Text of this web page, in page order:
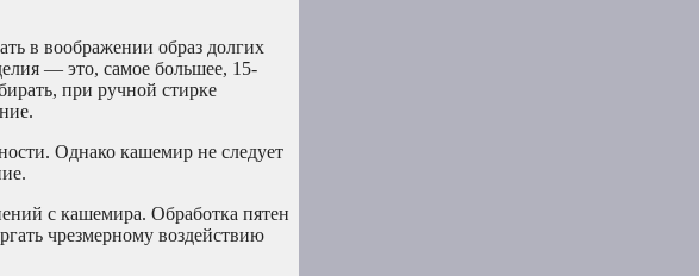
в воображении образ долгих
— это, самое большее, 15-
при ручной стирке
Однако кашемир не следует
с кашемира. Обработка пятен
чрезмерному воздействию